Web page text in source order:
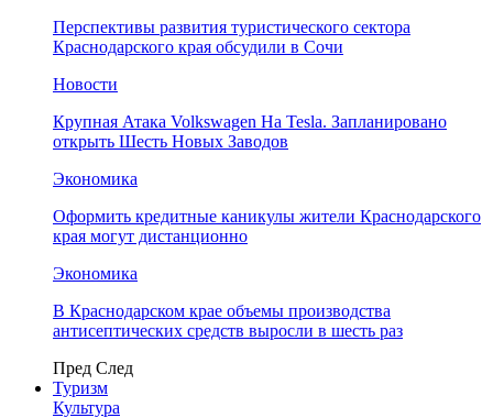
Перспективы развития туристического сектора
Краснодарского края обсудили в Сочи
Новости
Крупная Атака Volkswagen На Tesla. Запланировано
открыть Шесть Новых Заводов
Экономика
Оформить кредитные каникулы жители Краснодарского
края могут дистанционно
Экономика
В Краснодарском крае объемы производства
антисептических средств выросли в шесть раз
Пред След
Туризм
Культура